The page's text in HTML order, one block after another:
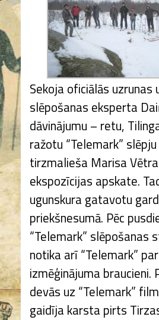
Sekoja oficiālās uzrunas
slēpošanas eksperta
dāvinājumu – retu,
ražotu “Telemark”
tirzmalieša Marisa
ekspozīcijas apskate.
ugunskura gatavotu
priekšnesumā. Pēc
“Telemark” slēpošanas
notika arī “Telemark”
izmēģinājuma braucieni.
devās uz “Telemark”
gaidīja karsta pirts